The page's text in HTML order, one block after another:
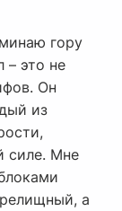
гору
– это не
Он
из
силе. Мне
а